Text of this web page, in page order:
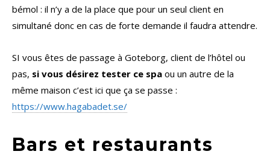
bémol : il n’y a de la place que pour un seul client en
simultané donc en cas de forte demande il faudra attendre.
SI vous êtes de passage à Goteborg, client de l’hôtel ou
pas, si vous désirez tester ce spa ou un autre de la
même maison c’est ici que ça se passe :
https://www.hagabadet.se/
Bars et restaurants